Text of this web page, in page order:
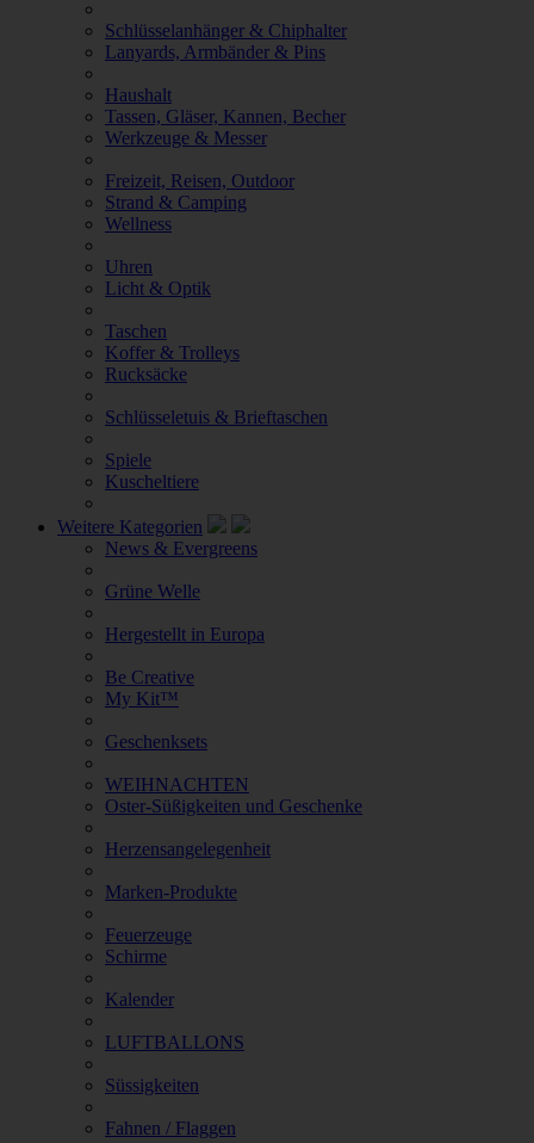
Schlüsselanhänger & Chiphalter
Lanyards, Armbänder & Pins
Haushalt
Tassen, Gläser, Kannen, Becher
Werkzeuge & Messer
Freizeit, Reisen, Outdoor
Strand & Camping
Wellness
Uhren
Licht & Optik
Taschen
Koffer & Trolleys
Rucksäcke
Schlüsseletuis & Brieftaschen
Spiele
Kuscheltiere
Weitere Kategorien
News & Evergreens
Grüne Welle
Hergestellt in Europa
Be Creative
My Kit™
Geschenksets
WEIHNACHTEN
Oster-Süßigkeiten und Geschenke
Herzensangelegenheit
Marken-Produkte
Feuerzeuge
Schirme
Kalender
LUFTBALLONS
Süssigkeiten
Fahnen / Flaggen